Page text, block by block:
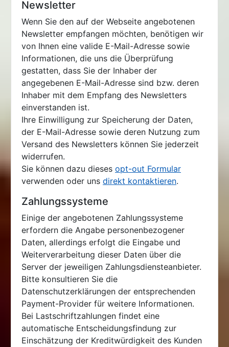
Newsletter
Wenn Sie den auf der Webseite angebotenen
Newsletter empfangen möchten, benötigen wir
von Ihnen eine valide E-Mail-Adresse sowie
Informationen, die uns die Überprüfung
gestatten, dass Sie der Inhaber der
angegebenen E-Mail-Adresse sind bzw. deren
Inhaber mit dem Empfang des Newsletters
einverstanden ist.
Ihre Einwilligung zur Speicherung der Daten,
der E-Mail-Adresse sowie deren Nutzung zum
Versand des Newsletters können Sie jederzeit
widerrufen.
Sie können dazu dieses opt-out Formular
verwenden oder uns direkt kontaktieren.
Zahlungssysteme
Einige der angebotenen Zahlungssysteme
erfordern die Angabe personenbezogener
Daten, allerdings erfolgt die Eingabe und
Weiterverarbeitung dieser Daten über die
Server der jeweiligen Zahlungsdiensteanbieter.
Bitte konsultieren Sie die
Datenschutzerklärungen der entsprechenden
Payment-Provider für weitere Informationen.
Bei Lastschriftzahlungen findet eine
automatische Entscheidungsfindung zur
Einschätzung der Kreditwürdigkeit des Kunden